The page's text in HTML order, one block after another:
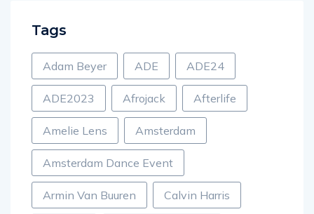
Tags
Adam Beyer ADE ADE24
ADE2023 Afrojack Afterlife
Amelie Lens Amsterdam
Amsterdam Dance Event
Armin Van Buuren Calvin Harris